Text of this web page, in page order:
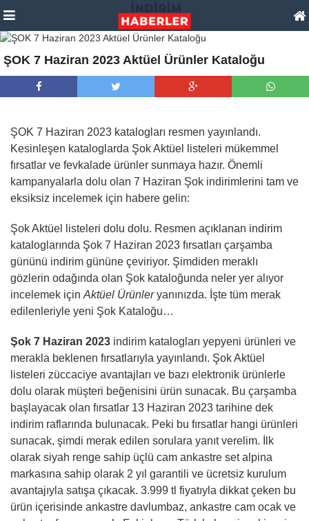
ŞOK 7 Haziran 2023 Aktüel Ürünler Kataloğu
ŞOK 7 Haziran 2023 katalogları resmen yayınlandı.
Kesinleşen kataloglarda Şok Aktüel listeleri mükemmel
fırsatlar ve fevkalade ürünler sunmaya hazır. Önemli
kampanyalarla dolu olan 7 Haziran Şok indirimlerini tam ve
eksiksiz incelemek için habere gelin:
Şok Aktüel listeleri dolu dolu. Resmen açıklanan indirim
kataloglarında Şok 7 Haziran 2023 fırsatları çarşamba
gününü indirim gününe çeviriyor. Şimdiden meraklı
gözlerin odağında olan Şok kataloğunda neler yer alıyor
incelemek için Aktüel Ürünleryanınızda. İşte tüm merak
edilenleriyle yeni Şok Kataloğu…
Şok 7 Haziran 2023 indirim katalogları yepyeni ürünleri ve
merakla beklenen fırsatlarıyla yayınlandı. Şok Aktüel
listeleri züccaciye avantajları ve bazı elektronik ürünlerle
dolu olarak müşteri beğenisini ürün sunacak. Bu çarşamba
başlayacak olan fırsatlar 13 Haziran 2023 tarihine dek
indirim raflarında bulunacak. Peki bu fırsatlar hangi ürünleri
sunacak, şimdi merak edilen sorulara yanıt verelim. İlk
olarak siyah renge sahip üçlü cam ankastre set alpina
markasına sahip olarak 2 yıl garantili ve ücretsiz kurulum
avantajıyla satışa çıkacak. 3.999 tl fiyatıyla dikkat çeken bu
ürün içerisinde ankastre davlumbaz, ankastre cam ocak ve